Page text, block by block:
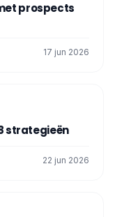
prospects
17 jun 2026
strategieën
22 jun 2026